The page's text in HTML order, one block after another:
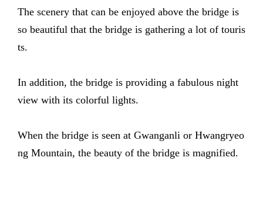
The scenery that can be enjoyed above the bridge is
so beautiful that the bridge is gathering a lot of touris
ts.
In addition, the bridge is providing a fabulous night
view with its colorful lights.
When the bridge is seen at Gwanganli or Hwangryeo
ng Mountain, the beauty of the bridge is magnified.